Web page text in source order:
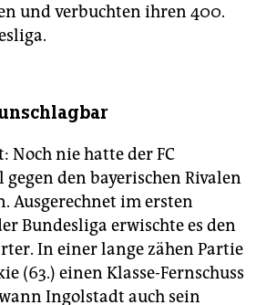
und verbuchten ihren 400.
Noch nie hatte der FC
den bayerischen Rivalen
Ausgerechnet im ersten
Bundesliga erwischte es den
In einer lange zähen Partie
(63.) einen Klasse-Fernschuss
Ingolstadt auch sein